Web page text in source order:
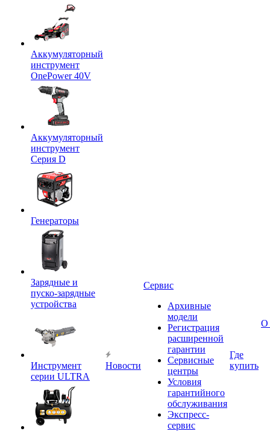
Аккумуляторный
инструмент
OnePower 40V
Аккумуляторный
инструмент
Серия D
Генераторы
Зарядные и
пуско-зарядные
устройства
Инструмент
серии ULTRA
Новости
Сервис
Архивные
модели
Регистрация
расширенной
гарантии
Сервисные
центры
Условия
гарантийного
обслуживания
Экспресс-
сервис
Где
купить
О